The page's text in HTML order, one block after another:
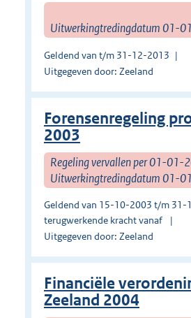
Uitwerkingtredingdatum 01-
Geldend van t/m 31-12-2013
Uitgegeven door: Zeeland
Forensenregeling
2003
Regeling vervallen per 01-01-
Uitwerkingtredingdatum 01-
Geldend van 15-10-2003 t/m 31-
terugwerkende kracht vanaf
Uitgegeven door: Zeeland
Financiële
Zeeland 2004